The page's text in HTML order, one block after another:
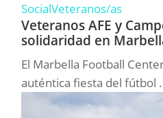
SocialVeteranos/as
Veteranos AFE y
solidaridad en
El Marbella Football
auténtica fiesta del fútbol